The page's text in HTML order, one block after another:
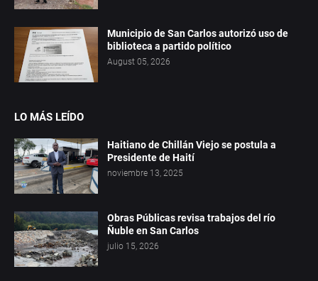
Municipio de San Carlos autorizó uso de
biblioteca a partido político
August 05, 2026
LO MÁS LEÍDO
Haitiano de Chillán Viejo se postula a
Presidente de Haití
noviembre 13, 2025
Obras Públicas revisa trabajos del río
Ñuble en San Carlos
julio 15, 2026